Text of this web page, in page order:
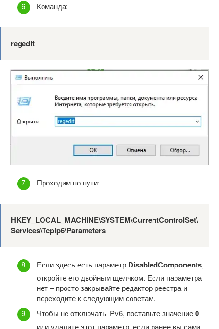
Команда:
regedit
Проходим по пути:
HKEY_LOCAL_MACHINE\SYSTEM\CurrentControlSet\
Services\Tcpip6\Parameters
Если здесь есть параметр DisabledComponents,
откройте его двойным щелчком. Если параметра
нет – просто закрывайте редактор реестра и
переходите к следующим советам.
Чтобы не отключать IPv6, поставьте значение0
или удалите этот параметр, если ранее вы сами